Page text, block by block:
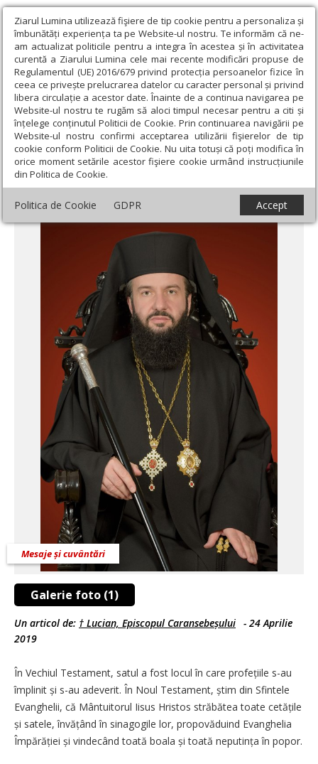
Ziarul Lumina utilizează fişiere de tip cookie pentru a personaliza și
îmbunătăți experiența ta pe Website-ul nostru. Te informăm că ne-
am actualizat politicile pentru a integra în acestea și în activitatea
curentă a Ziarului Lumina cele mai recente modificări propuse de
Regulamentul (UE) 2016/679 privind protecția persoanelor fizice în
ceea ce privește prelucrarea datelor cu caracter personal și privind
libera circulație a acestor date. Înainte de a continua navigarea pe
Website-ul nostru te rugăm să aloci timpul necesar pentru a citi și
înțelege conținutul Politicii de Cookie. Prin continuarea navigării pe
Website-ul nostru confirmi acceptarea utilizării fişierelor de tip
cookie conform Politicii de Cookie. Nu uita totuși că poți modifica în
orice moment setările acestor fişiere cookie urmând instrucțiunile
din Politica de Cookie.
Politica de Cookie GDPR Accept
Ziarul Lumina › Actualitate religioasă › Mesaje și cuvântări › Din
satul Betania, la învierea lui Lazăr, în satul Emaus, cu Hristos Cel
Înviat
Din satul Betania, la învierea lui Lazăr, în
satul Emaus, cu Hristos Cel Înviat
Galerie foto (1)
Mesaje și cuvântări
Un articol de: † Lucian, Episcopul Caransebeșului - 24 Aprilie
2019
În Vechiul Testament, satul a fost locul în care profețiile s-au
împlinit și s-au adeverit. În Noul Testament, știm din Sfintele
Evanghelii, că Mântuitorul Iisus Hristos străbătea toate cetățile
și satele, învățând în sinagogile lor, propovăduind Evanghelia
Împărăției și vindecând toată boala și toată neputința în popor.